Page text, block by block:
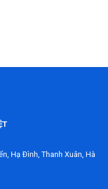
Hạ Đình, Thanh Xuân, Hà